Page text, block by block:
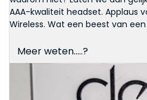
AAA-kwaliteit headset. Applaus
Wireless. Wat een beest van
Meer weten.....?